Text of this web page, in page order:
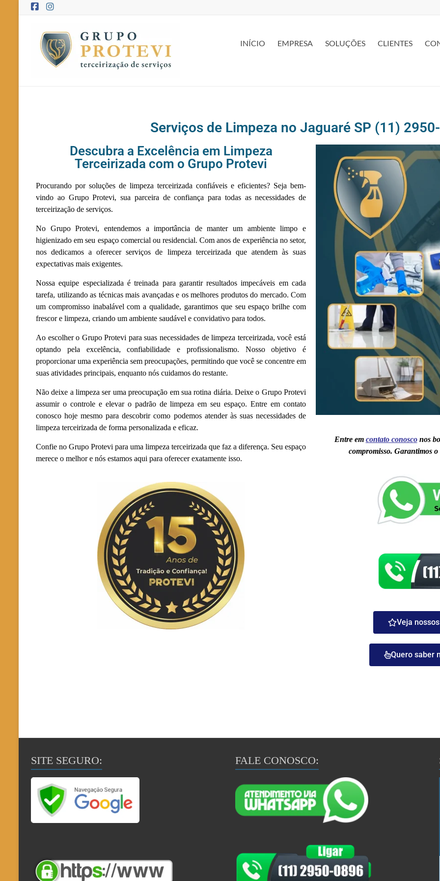
INÍCIO EMPRESA SOLUÇÕES CLIENTES
Serviços de Limpeza no Jaguaré SP (11)
Descubra a Excelência em Limpeza
Terceirizada com o Grupo Protevi
Procurando por soluções de limpeza terceirizada confiáveis e eficientes? Seja bem-
vindo ao Grupo Protevi, sua parceira de confiança para todas as necessidades de
terceirização de serviços.
No Grupo Protevi, entendemos a importância de manter um ambiente limpo e
higienizado em seu espaço comercial ou residencial. Com anos de experiência no setor,
nos dedicamos a oferecer serviços de limpeza terceirizada que atendem às suas
expectativas mais exigentes.
Nossa equipe especializada é treinada para garantir resultados impecáveis em cada
tarefa, utilizando as técnicas mais avançadas e os melhores produtos do mercado. Com
um compromisso inabalável com a qualidade, garantimos que seu espaço brilhe com
frescor e limpeza, criando um ambiente saudável e convidativo para todos.
Ao escolher o Grupo Protevi para suas necessidades de limpeza terceirizada, você está
optando pela excelência, confiabilidade e profissionalismo. Nosso objetivo é
proporcionar uma experiência sem preocupações, permitindo que você se concentre em
suas atividades principais, enquanto nós cuidamos do restante.
Não deixe a limpeza ser uma preocupação em sua rotina diária. Deixe o Grupo Protevi
assumir o controle e elevar o padrão de limpeza em seu espaço. Entre em contato
conosco hoje mesmo para descobrir como podemos atender às suas necessidades de
limpeza terceirizada de forma personalizada e eficaz.
Confie no Grupo Protevi para uma limpeza terceirizada que faz a diferença. Seu espaço
merece o melhor e nós estamos aqui para oferecer exatamente isso.
Entre em contato conosconos
compromisso. Garantimos
Veja
Quero saber
SITE SEGURO: FALE CONOSCO: